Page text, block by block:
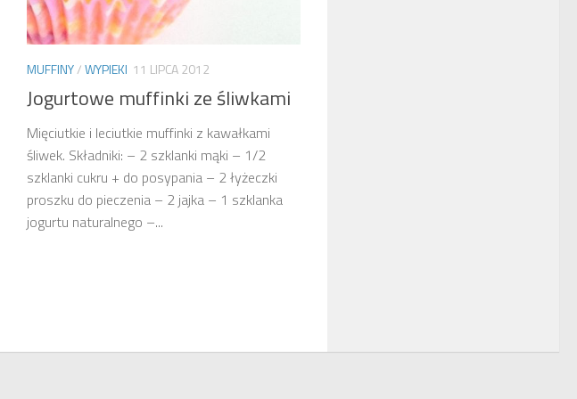
MUFFINY/WYPIEKI 11 LIPCA 2012
Jogurtowe muffinki ze śliwkami
Mięciutkie i leciutkie muffinki z kawałkami
śliwek. Składniki: – 2 szklanki mąki – 1/2
szklanki cukru + do posypania – 2 łyżeczki
proszku do pieczenia – 2 jajka – 1 szklanka
jogurtu naturalnego –...